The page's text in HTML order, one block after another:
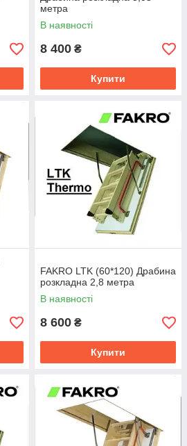
метра
В наявності
8 400 ₴
Купити
FAKRO LTK (60*120) Драбина
розкладна 2,8 метра
В наявності
8 600 ₴
Купити